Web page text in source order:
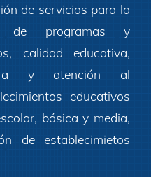
de servicios para la
de programas y
calidad educativa,
y atención al
educativos
básica y media,
de establecimietos